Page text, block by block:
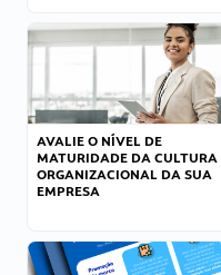
AVALIE O NÍVEL DE
MATURIDADE DA CULTURA
ORGANIZACIONAL DA SUA
EMPRESA